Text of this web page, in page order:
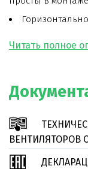
коррозию.
числе при
ВЕНТИЛЯТОРОВ